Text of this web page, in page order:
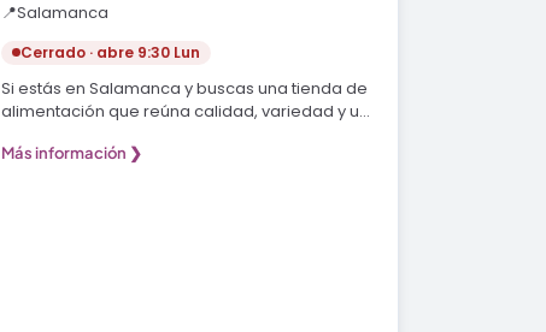
📍Salamanca
Cerrado · abre 9:30 Lun
Si estás en Salamanca y buscas una tienda de
alimentación que reúna calidad, variedad y un
Más información ❯